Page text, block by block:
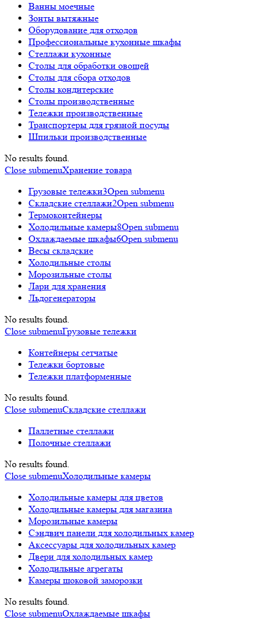
Ванны моечные
Зонты вытяжные
Оборудование для отходов
Профессиональные кухонные шкафы
Стеллажи кухонные
Столы для обработки овощей
Столы для сбора отходов
Столы кондитерские
Столы производственные
Тележки производственные
Транспортеры для грязной посуды
Шпильки производственные
No results found.
Close submenuХранение товара
Грузовые тележки3Open submenu
Складские стеллажи2Open submenu
Термоконтейнеры
Холодильные камеры8Open submenu
Охлаждаемые шкафы6Open submenu
Весы складские
Холодильные столы
Морозильные столы
Лари для хранения
Льдогенераторы
No results found.
Close submenuГрузовые тележки
Контейнеры сетчатые
Тележки бортовые
Тележки платформенные
No results found.
Close submenuСкладские стеллажи
Паллетные стеллажи
Полочные стеллажи
No results found.
Close submenuХолодильные камеры
Холодильные камеры для цветов
Холодильные камеры для магазина
Морозильные камеры
Сэндвич панели для холодильных камер
Аксессуары для холодильных камер
Двери для холодильных камер
Холодильные агрегаты
Камеры шоковой заморозки
No results found.
Close submenuОхлаждаемые шкафы